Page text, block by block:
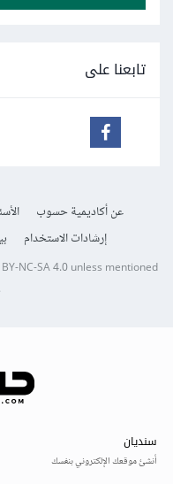
تابعنا على
عن أكاديمية حسوب
إرشادات الاستخدام
BY-NC-SA 4.0unless mentioned